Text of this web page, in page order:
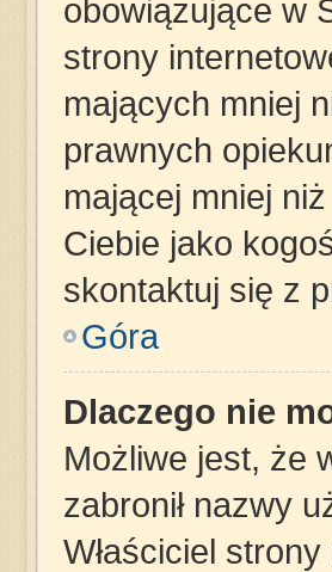
obowiązujące w
strony
mających mniej
prawnych
mającej mniej
Ciebie jako
skontaktuj się z
Góra
Dlaczego nie
Możliwe jest, że
zabronił nazwy
Właściciel